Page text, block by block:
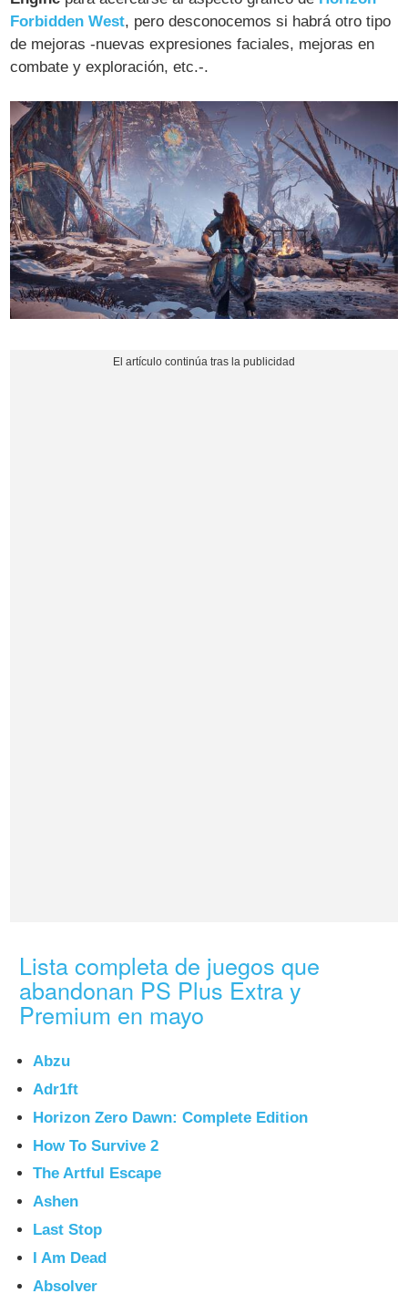
Forbidden West, pero desconocemos si habrá otro tipo
de mejoras -nuevas expresiones faciales, mejoras en
combate y exploración, etc.-.
Lista completa de juegos que
abandonan PS Plus Extra y
Premium en mayo
Abzu
Adr1ft
Horizon Zero Dawn: Complete Edition
How To Survive 2
The Artful Escape
Ashen
Last Stop
I Am Dead
Absolver